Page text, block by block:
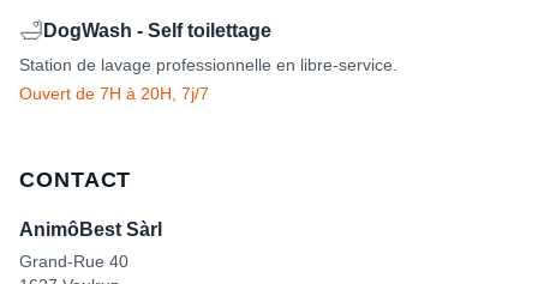
🛁 DogWash - Self toilettage
Station de lavage professionnelle en libre-service.
Ouvert de 7H à 20H, 7j/7
CONTACT
AnimôBest Sàrl
Grand-Rue 40